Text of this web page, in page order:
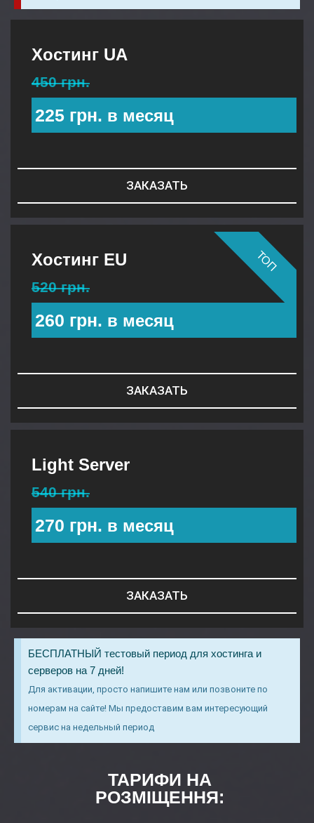
Хостинг UA
450 грн.
225 грн. в месяц
ЗАКАЗАТЬ
ТОП
Хостинг EU
520 грн.
260 грн. в месяц
ЗАКАЗАТЬ
Light Server
540 грн.
270 грн. в месяц
ЗАКАЗАТЬ
БЕСПЛАТНЫЙ тестовый период для хостинга и
серверов на 7 дней!
Для активации, просто напишите нам или позвоните по
номерам на сайте! Мы предоставим вам интересующий
сервис на недельный период
ТАРИФИ НА
РОЗМІЩЕННЯ: